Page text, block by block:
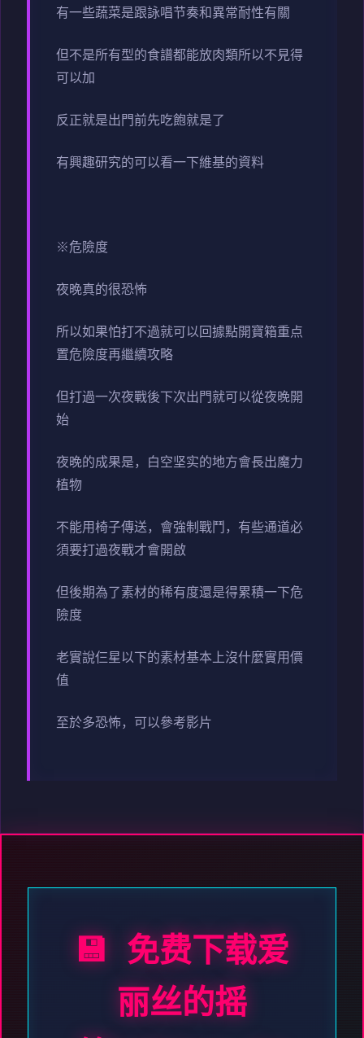
有一些蔬菜是跟詠唱节奏和異常耐性有關
但不是所有型的食譜都能放肉類所以不見得
可以加
反正就是出門前先吃飽就是了
有興趣研究的可以看一下維基的資料
※危險度
夜晚真的很恐怖
所以如果怕打不過就可以回據點開寶箱重点
置危險度再繼續攻略
但打過一次夜戰後下次出門就可以從夜晚開
始
夜晚的成果是，白空坚实的地方會長出魔力
植物
不能用椅子傳送，會強制戰鬥，有些通道必
須要打過夜戰才會開啟
但後期為了素材的稀有度還是得累積一下危
險度
老實說仨星以下的素材基本上沒什麼實用價
值
至於多恐怖，可以參考影片
💾 免费下载爱
丽丝的摇